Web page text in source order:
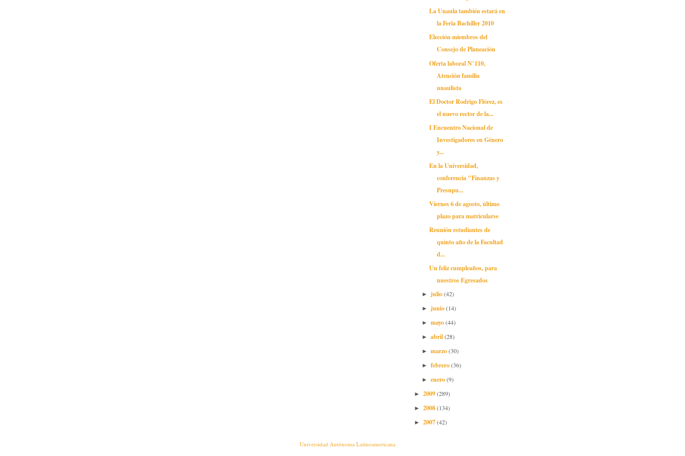
La Unaula también estará en
la Feria Bachiller 2010
Elección miembros del
Consejo de Planeación
Oferta laboral N°110,
Atención familia
unaulista
El Doctor Rodrigo Flórez, es
el nuevo rector de la...
I Encuentro Nacional de
Investigadores en Género
y...
En la Universidad,
conferencia "Finanzas y
Presupu...
Viernes 6 de agosto, último
plazo para matricularse
Reunión estudiantes de
quinto año de la Facultad
d...
Un feliz cumpleaños, para
nuestros Egresados
► julio(42)
► junio(14)
► mayo(44)
► abril(28)
► marzo(30)
► febrero(36)
► enero(9)
► 2009(289)
► 2008(134)
► 2007(42)
Universidad Autónoma Latinoamericana